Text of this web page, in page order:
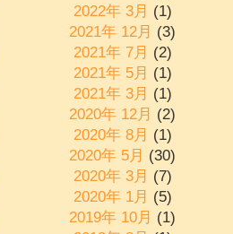
2022年 3月 (1)
2021年 12月 (3)
2021年 7月 (2)
2021年 5月 (1)
2021年 3月 (1)
2020年 12月 (2)
2020年 8月 (1)
2020年 5月 (30)
2020年 3月 (7)
2020年 1月 (5)
2019年 10月 (1)